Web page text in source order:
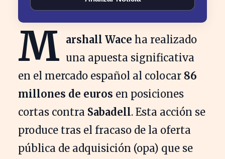
M arshall Wace ha realizado
una apuesta significativa
en el mercado español al colocar 86
millones de euros en posiciones
cortas contra Sabadell. Esta acción se
produce tras el fracaso de la oferta
pública de adquisición (opa) que se